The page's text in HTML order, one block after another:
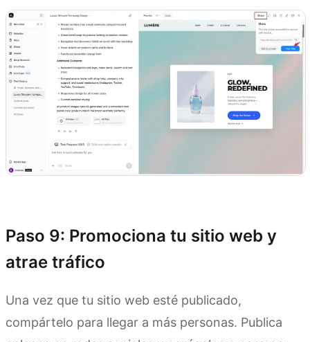
Paso 9: Promociona tu sitio web y
atrae tráfico
Una vez que tu sitio web esté publicado,
compártelo para llegar a más personas. Publica